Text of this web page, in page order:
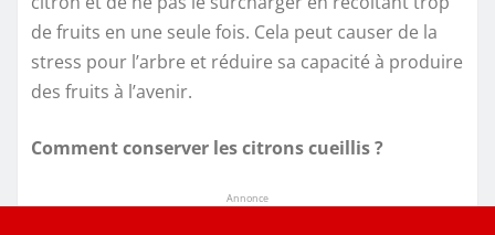
de fruits en une seule fois. Cela peut causer de la
stress pour l’arbre et réduire sa capacité à produire
des fruits à l’avenir.
Comment conserver les citrons cueillis ?
Annonce